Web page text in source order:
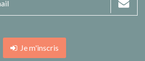
Je m'inscris